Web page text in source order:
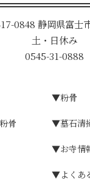
0848 静岡県富⼠
⼟・⽇休み
0545-31-0888
▼粉⾻
骨 ▼墓⽯清
▼お寺情
▼よくあ